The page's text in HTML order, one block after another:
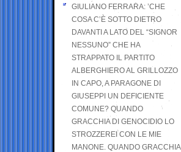
GIULIANO FERRARA: ’CHE
COSA C’È SOTTO DIETRO
DAVANTI A LATO DEL “SIGNOR
NESSUNO” CHE HA
STRAPPATO IL PARTITO
ALBERGHIERO AL GRILLOZZO
IN CAPO, A PARAGONE DI
GIUSEPPI UN DEFICIENTE
COMUNE? QUANDO
GRACCHIA DI GENOCIDIO LO
STROZZEREI CON LE MIE
MANONE. QUANDO GRACCHIA